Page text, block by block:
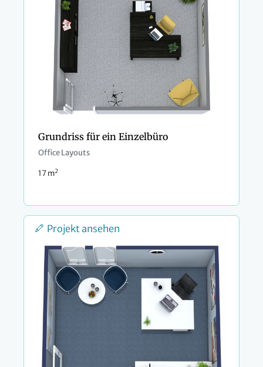
Grundriss für ein Einzelbüro
Office Layouts
17 m2
Projekt ansehen